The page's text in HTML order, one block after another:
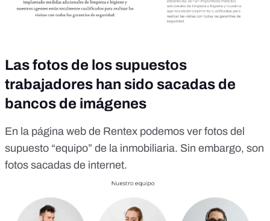
Las fotos de los supuestos
trabajadores han sido sacadas de
bancos de imágenes
En la página web de Rentex podemos ver fotos del
supuesto “equipo” de la inmobiliaria. Sin embargo, son
fotos sacadas de internet.